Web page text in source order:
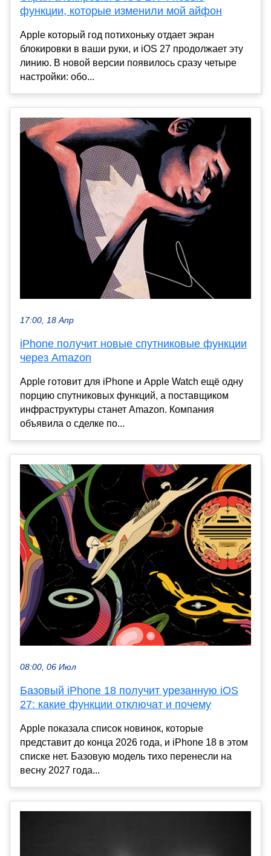
функции, которые изменили мой айфон
Apple который год потихоньку отдает экран
блокировки в ваши руки, и iOS 27 продолжает эту
линию. В новой версии появилось сразу четыре
настройки: обо...
17:00, 18 Апр
iPhone получит новые спутниковые функции
через Amazon
Apple готовит для iPhone и Apple Watch ещё одну
порцию спутниковых функций, а поставщиком
инфраструктуры станет Amazon. Компания
объявила о сделке по...
08:00, 06 Июл
Базовый iPhone 18 получит урезанную iOS
27: какие функции отключат и почему
Apple показала список новинок, которые
представит до конца 2026 года, и iPhone 18 в этом
списке нет. Базовую модель тихо перенесли на
весну 2027 года...